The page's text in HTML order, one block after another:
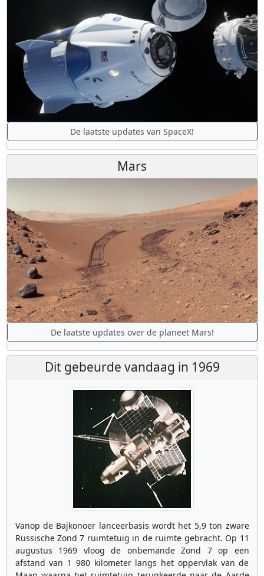
De laatste updates van SpaceX!
Mars
De laatste updates over de planeet Mars!
Dit gebeurde vandaag in 1969
Vanop de Bajkonoer lanceerbasis wordt het 5,9 ton zware
Russische Zond 7 ruimtetuig in de ruimte gebracht. Op 11
augustus 1969 vloog de onbemande Zond 7 op een
afstand van 1 980 kilometer langs het oppervlak van de